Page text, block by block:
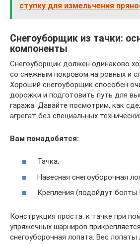
ступку для измельчения
Снегоуборщик из тачки:
компоненты
Снегоуборщик должен одинаково
со снежным покровом на ровных и
Хороший снегоуборщик способен
дорожки и подготовить путь для
гаража. Давайте посмотрим, как
агрегат без специальных
Вам понадобятся:
Тачка;
Навесная снегоуборочная
Крепления (подойдут болты
Конструкция проста: к тачке при
упряжечных шарниров
снегоуборочная лопата. Вес лопаты